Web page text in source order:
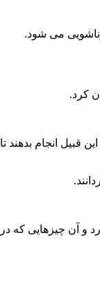
می شود.
کرد.
قبیل انجام بدهند
و آن چیزهایی که